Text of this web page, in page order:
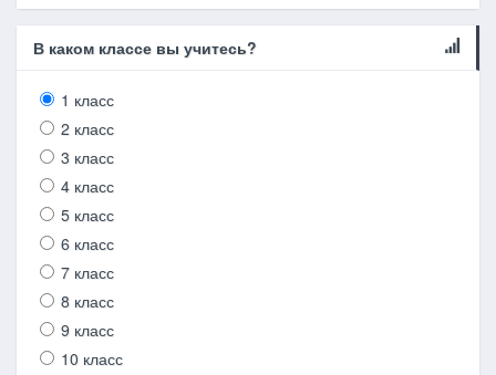
В каком классе вы учитесь?
1 класс
2 класс
3 класс
4 класс
5 класс
6 класс
7 класс
8 класс
9 класс
10 класс